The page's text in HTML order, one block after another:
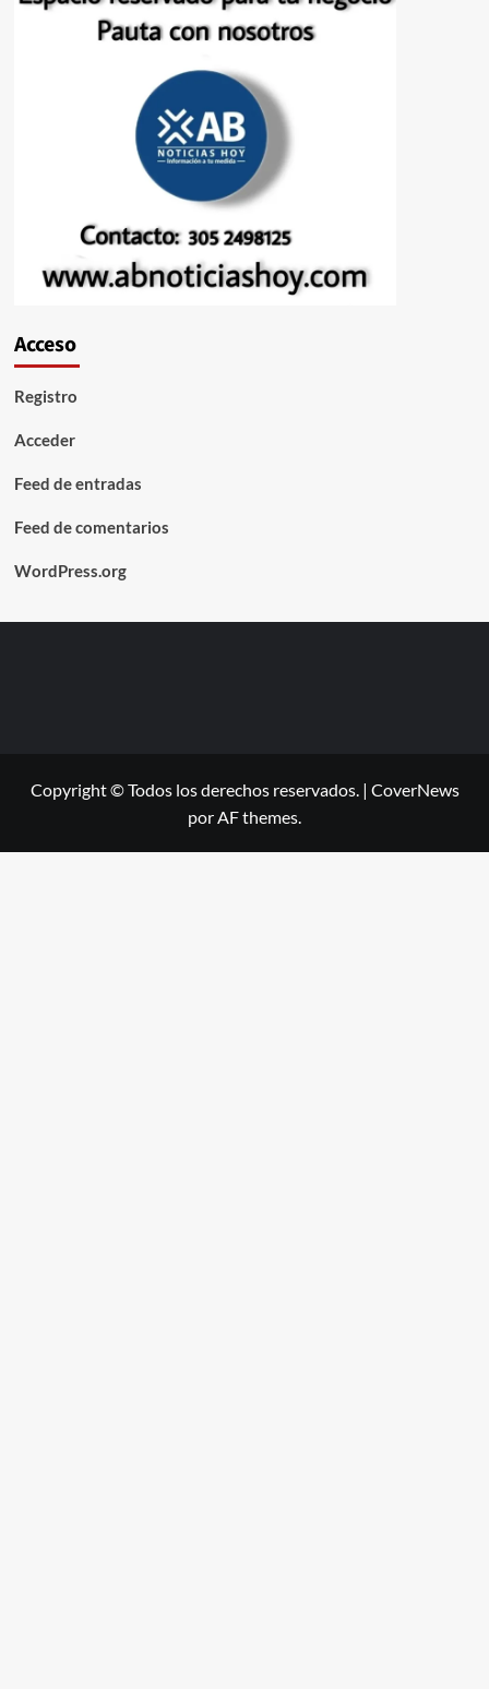
Acceso
Registro
Acceder
Feed de entradas
Feed de comentarios
WordPress.org
Copyright © Todos los derechos reservados. | CoverNews
por AF themes.